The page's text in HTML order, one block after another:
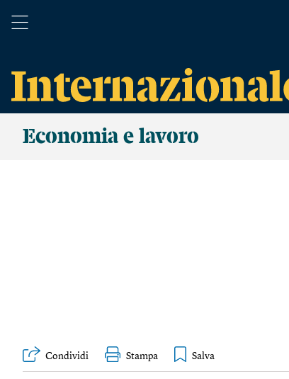
Economia e lavoro
Condividi Stampa